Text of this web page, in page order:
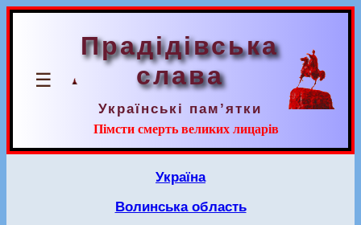
☰
Прадідівська
слава
Українські пам’ятки
Пімсти смерть великих лицарів
Україна
Волинська область